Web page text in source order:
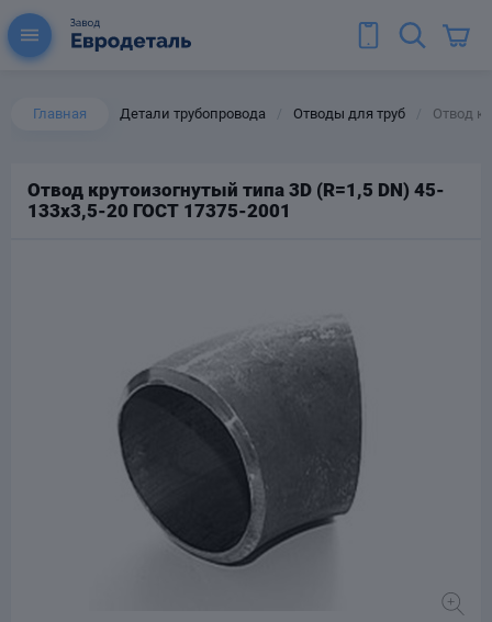
Главная Детали трубопровода Отводы для труб Отвод
Отвод крутоизогнутый типа 3D (R=1,5 DN) 45-
133х3,5-20 ГОСТ 17375-2001
для труб
Тройники стальные